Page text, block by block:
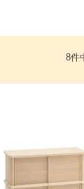
8件